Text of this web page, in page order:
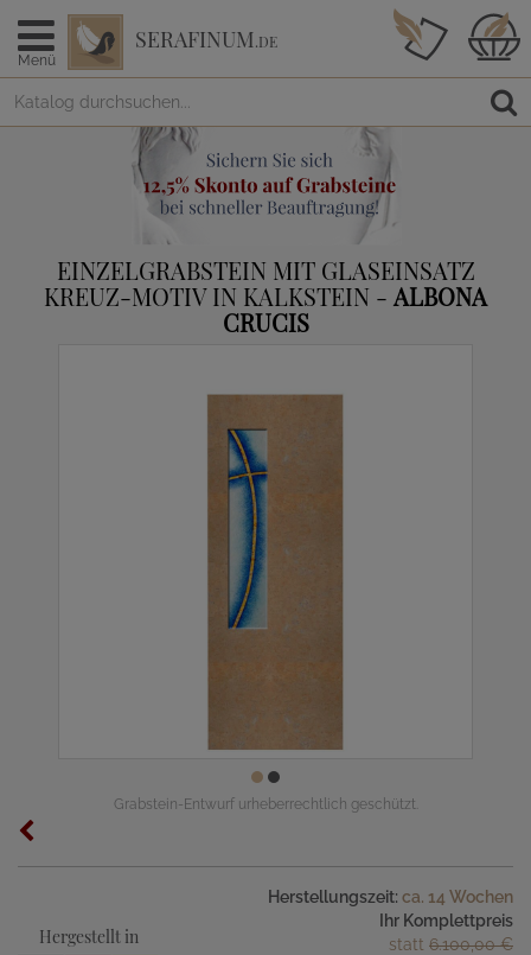
Menü
SERAFINUM.DE
EINZELGRABSTEIN MIT GLASEINSATZ
KREUZ-MOTIV IN KALKSTEIN - ALBONA
CRUCIS
Grabstein-Entwurf urheberrechtlich geschützt.
Hergestellt in
Herstellungszeit: ca. 14 Wochen
Ihr Komplettpreis
statt 6.100,00 €